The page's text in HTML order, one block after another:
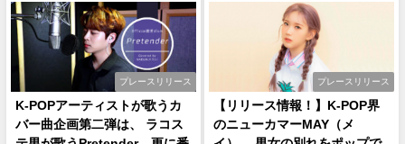
プレースリリース
K-POPアーティストが歌うカ
バー曲企画第二弾は、 ラコス
プレースリリース
【リリース情報！】K-POP界
のニューカマーMAY（メ